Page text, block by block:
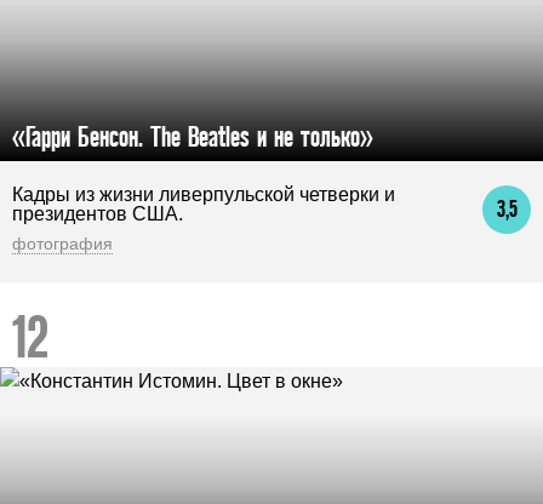
«Гарри Бенсон. The Beatles и не только»
3,5
Кадры из жизни ливерпульской четверки и
президентов США.
фотография